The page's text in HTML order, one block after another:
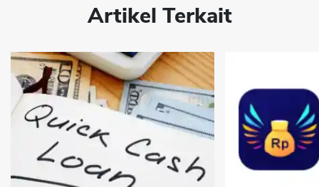
Artikel Terkait